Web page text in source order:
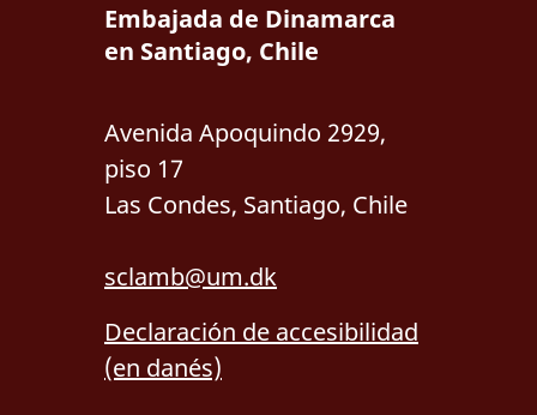
Embajada de Dinamarca
en Santiago, Chile
Avenida Apoquindo 2929,
piso 17
Las Condes, Santiago, Chile
sclamb@um.dk
Declaración de accesibilidad
(en danés)